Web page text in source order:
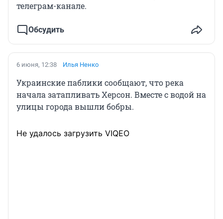
телеграм-канале.
Обсудить
6 июня, 12:38 Илья Ненко
Украинские паблики сообщают, что река
начала затапливать Херсон. Вместе с водой на
улицы города вышли бобры.
Не удалось загрузить VIQEO